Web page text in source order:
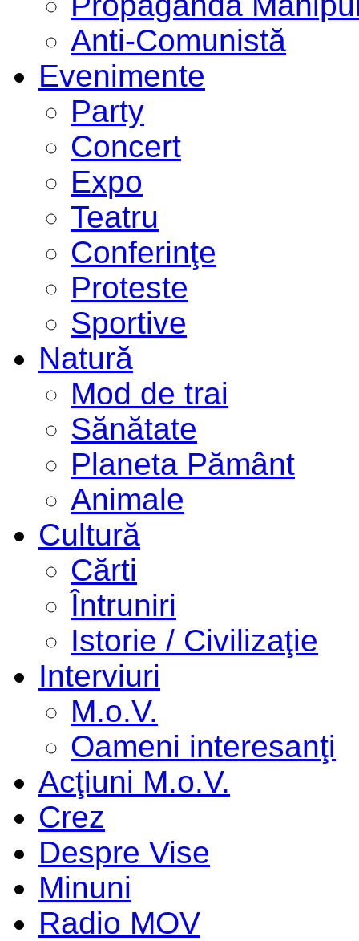
Anti-Comunistă
Evenimente
Party
Concert
Expo
Teatru
Conferinţe
Proteste
Sportive
Natură
Mod de trai
Sănătate
Planeta Pământ
Animale
Cultură
Cărti
Întruniri
Istorie / Civilizaţie
Interviuri
M.o.V.
Oameni interesanţi
Acţiuni M.o.V.
Crez
Despre Vise
Minuni
Radio MOV